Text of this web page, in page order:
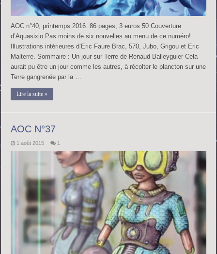
AOC n°40, printemps 2016. 86 pages, 3 euros 50 Couverture
d’Aquasixio Pas moins de six nouvelles au menu de ce numéro!
Illustrations intérieures d’Eric Faure Brac, 570, Jubo, Grigou et Eric
Malterre. Sommaire : Un jour sur Terre de Renaud Balleyguier Cela
aurait pu être un jour comme les autres, à récolter le plancton sur une
Terre gangrenée par la …
Lire la suite »
AOC N°37
1 août 2015 1